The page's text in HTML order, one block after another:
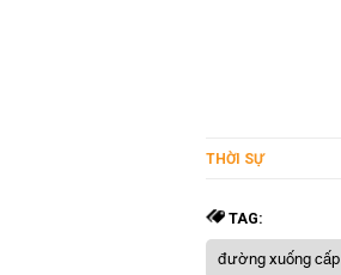
THỜI SỰ
TAG:
đường xuống cấp